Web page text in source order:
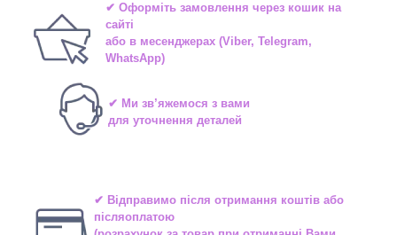
✔ Оформіть замовлення через кошик на
сайті
або в месенджерах(Viber, Telegram,
WhatsApp)
✔ Ми зв’яжемося з вами
для уточнення деталей
✔ Відправимо після отримання коштів або
післяоплатою